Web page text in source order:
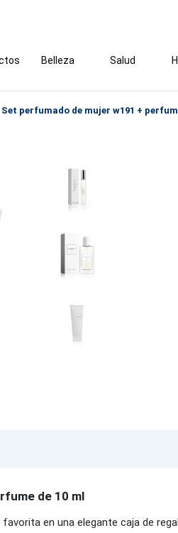
Belleza Salud
Set perfumado de mujer w191 +
de 10 ml
en una elegante caja de